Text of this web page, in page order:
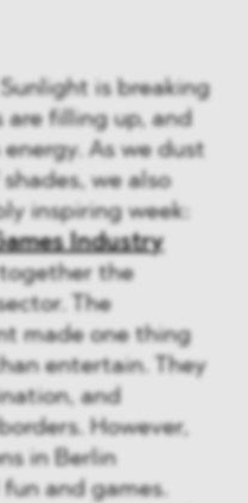
is breaking
are filling up, and
As we dust
we also
inspiring week:
Industry
the
The
made one thing
entertain. They
and
However,
in Berlin
and games.